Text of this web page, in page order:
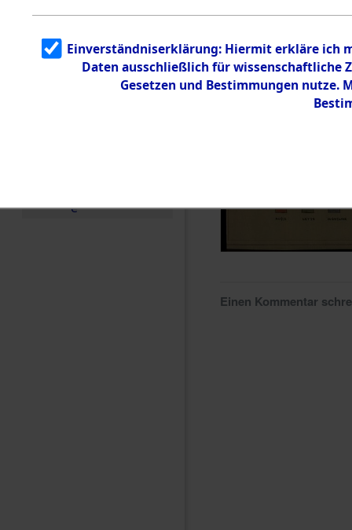
5.3.2
g
5.3.3
Todesmärsch
e
Einen Kommentar
Einverständniserklärung: Hiermit erkläre ich
Daten ausschließlich für wissenschaftliche
Gesetzen und Bestimmungen nutze.